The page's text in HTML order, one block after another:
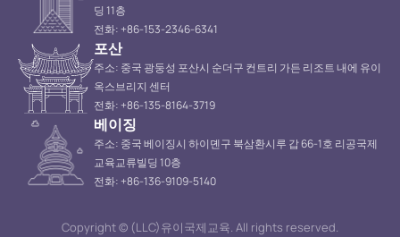
딩 11층
전화: +86-153-2346-6341
포산
주소: 중국 광둥성 포산시 순더구 컨트리 가든 리조트 내에 유이
옥스브리지 센터
전화: +86-135-8164-3719
베이징
주소: 중국 베이징시 하이뎬구 북삼환시루 갑 66-1호 리공국제
교육교류빌딩 10층
전화: +86-136-9109-5140
Copyright © (LLC)유이국제교육. All rights reserved.